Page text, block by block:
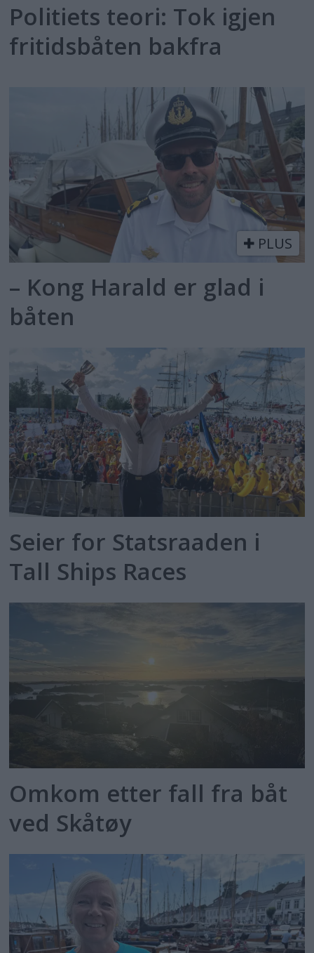
Politiets teori: Tok igjen
fritidsbåten bakfra
PLUS
– Kong Harald er glad i
båten
Seier for Statsraaden i
Tall Ships Races
Omkom etter fall fra båt
ved Skåtøy